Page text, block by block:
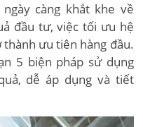
càng khắt khe về
đầu tư, việc tối ưu hệ
ưu tiên hàng đầu.
5 biện pháp sử dụng
dễ áp dụng và tiết